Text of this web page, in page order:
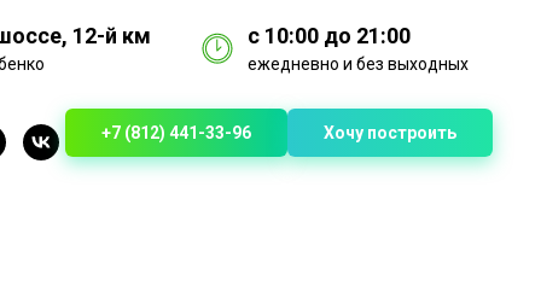
12-й км с 10:00 до 21:00
ежедневно и без выходных
+7 (812) 441-33-96 Хочу построить